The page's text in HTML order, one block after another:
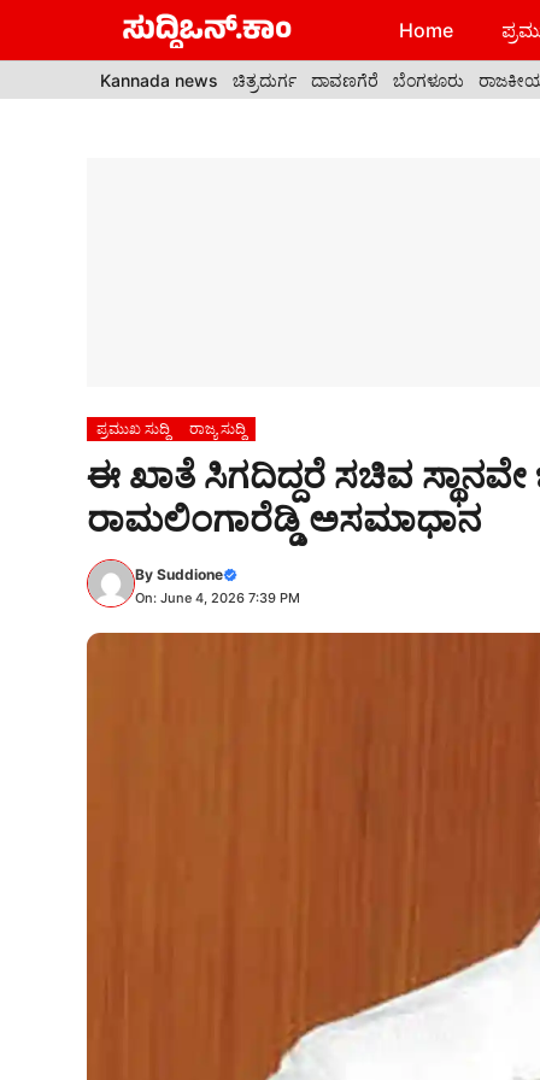
Home
Kannada news ಚಿತ್ರದುರ್ಗ ದಾವಣಗೆರೆ ಬೆಂಗಳೂರು
ಪ್ರಮುಖ ಸುದ್ದಿ ರಾಜ್ಯ ಸುದ್ದಿ
ಈ ಖಾತೆ ಸಿಗದಿದ್ದರೆ ಸಚಿವ
ರಾಮಲಿಂಗಾರೆಡ್ಡಿ ಅಸಮಾಧಾನ
By Suddione
On: June 4, 2026 7:39 PM